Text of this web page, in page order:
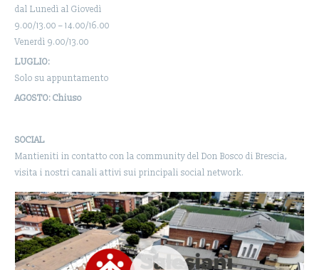
dal Lunedì al Giovedì
9.00/13.00 – 14.00/16.00
Venerdì 9.00/13.00
LUGLIO:
Solo su appuntamento
AGOSTO: Chiuso
SOCIAL
Mantieniti in contatto con la community del Don Bosco di Brescia,
visita i nostri canali attivi sui principali social network.